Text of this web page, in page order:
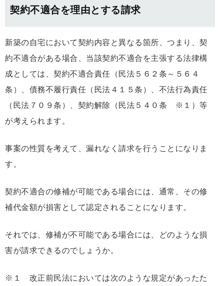
契約不適合を理由とする請求
新築の自宅において契約内容と異なる箇所、つまり、契
約不適合がある場合、当該契約不適合を主張する法律構
成としては、契約不適合責任（民法５６２条～５６４
条）、債務不履行責任（民法４１５条）、不法行為責任
（民法７０９条）、契約解除（民法５４０条 ※１）等
が考えられます。
事案の性質を考えて、漏れなく請求を行うことになりま
す。
契約不適合の修補が可能である場合には、通常、その修
補代金額が損害として認定されることになります。
それでは、修補が不可能である場合には、どのような損
害が請求できるのでしょうか。
※１ 改正前民法においては次のような規定があったた